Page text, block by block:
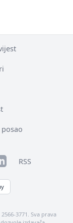
RSS
3771. Sva prava